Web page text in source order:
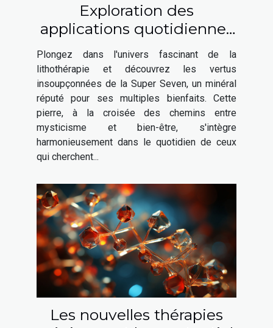
Exploration des
applications quotidiennes
de la Super Seven en
lithothérapie
Plongez dans l'univers fascinant de la
lithothérapie et découvrez les vertus
insoupçonnées de la Super Seven, un minéral
réputé pour ses multiples bienfaits. Cette
pierre, à la croisée des chemins entre
mysticisme et bien-être, s'intègre
harmonieusement dans le quotidien de ceux
qui cherchent...
Les nouvelles thérapies